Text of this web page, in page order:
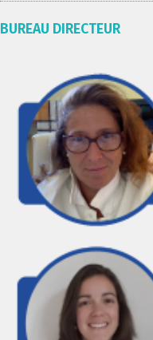
BUREAU DIRECTEUR